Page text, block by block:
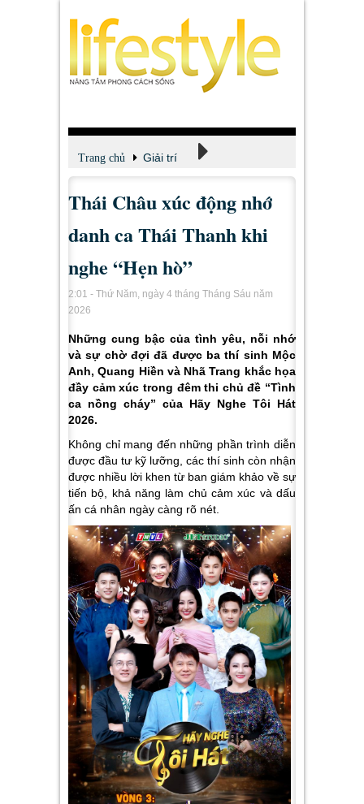
Trang chủ Giải trí
Xem - Nghe - Đọc
Thái Châu xúc động nhớ
danh ca Thái Thanh khi
nghe “Hẹn hò”
2:01 - Thứ Năm, ngày 4 tháng Tháng Sáu năm
2026
Những cung bậc của tình yêu, nỗi nhớ
và sự chờ đợi đã được ba thí sinh Mộc
Anh, Quang Hiền và Nhã Trang khắc họa
đầy cảm xúc trong đêm thi chủ đề “Tình
ca nồng cháy” của Hãy Nghe Tôi Hát
2026.
Không chỉ mang đến những phần trình diễn
được đầu tư kỹ lưỡng, các thí sinh còn nhận
được nhiều lời khen từ ban giám khảo về sự
tiến bộ, khả năng làm chủ cảm xúc và dấu
ấn cá nhân ngày càng rõ nét.